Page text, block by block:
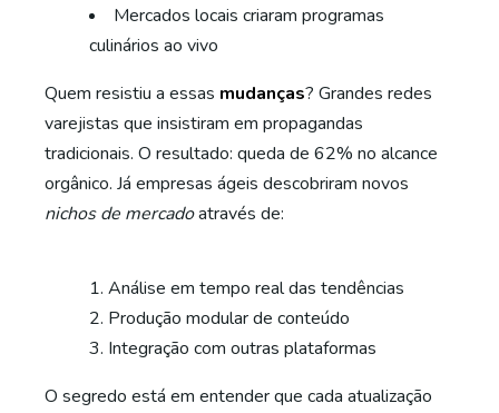
Mercados locais criaram programas
culinários ao vivo
Quem resistiu a essas mudanças? Grandes redes
varejistas que insistiram em propagandas
tradicionais. O resultado: queda de 62% no alcance
orgânico. Já empresas ágeis descobriram novos
nichos de mercadoatravés de:
Análise em tempo real das tendências
Produção modular de conteúdo
Integração com outras plataformas
O segredo está em entender que cada atualização